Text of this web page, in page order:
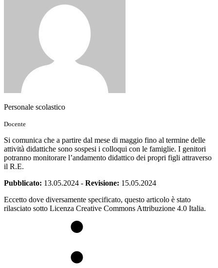
Personale scolastico
Docente
Si comunica che a partire dal mese di maggio fino al termine delle
attività didattiche sono sospesi i colloqui con le famiglie. I genitori
potranno monitorare l’andamento didattico dei propri figli attraverso
il R.E.
Pubblicato: 13.05.2024 - Revisione: 15.05.2024
Eccetto dove diversamente specificato, questo articolo è stato
rilasciato sotto Licenza Creative Commons Attribuzione 4.0 Italia.